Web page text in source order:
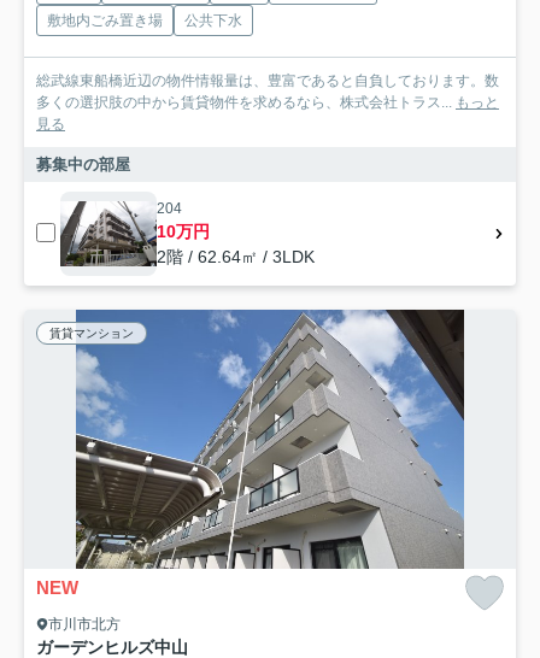
敷地内ごみ置き場
公共下水
総武線東船橋近辺の物件情報量は、豊富であると自負しております。数
多くの選択肢の中から賃貸物件を求めるなら、株式会社トラス... もっと
見る
募集中の部屋
204
10万円
2階 / 62.64㎡ / 3LDK
賃貸マンション
NEW
市川市北方
ガーデンヒルズ中山